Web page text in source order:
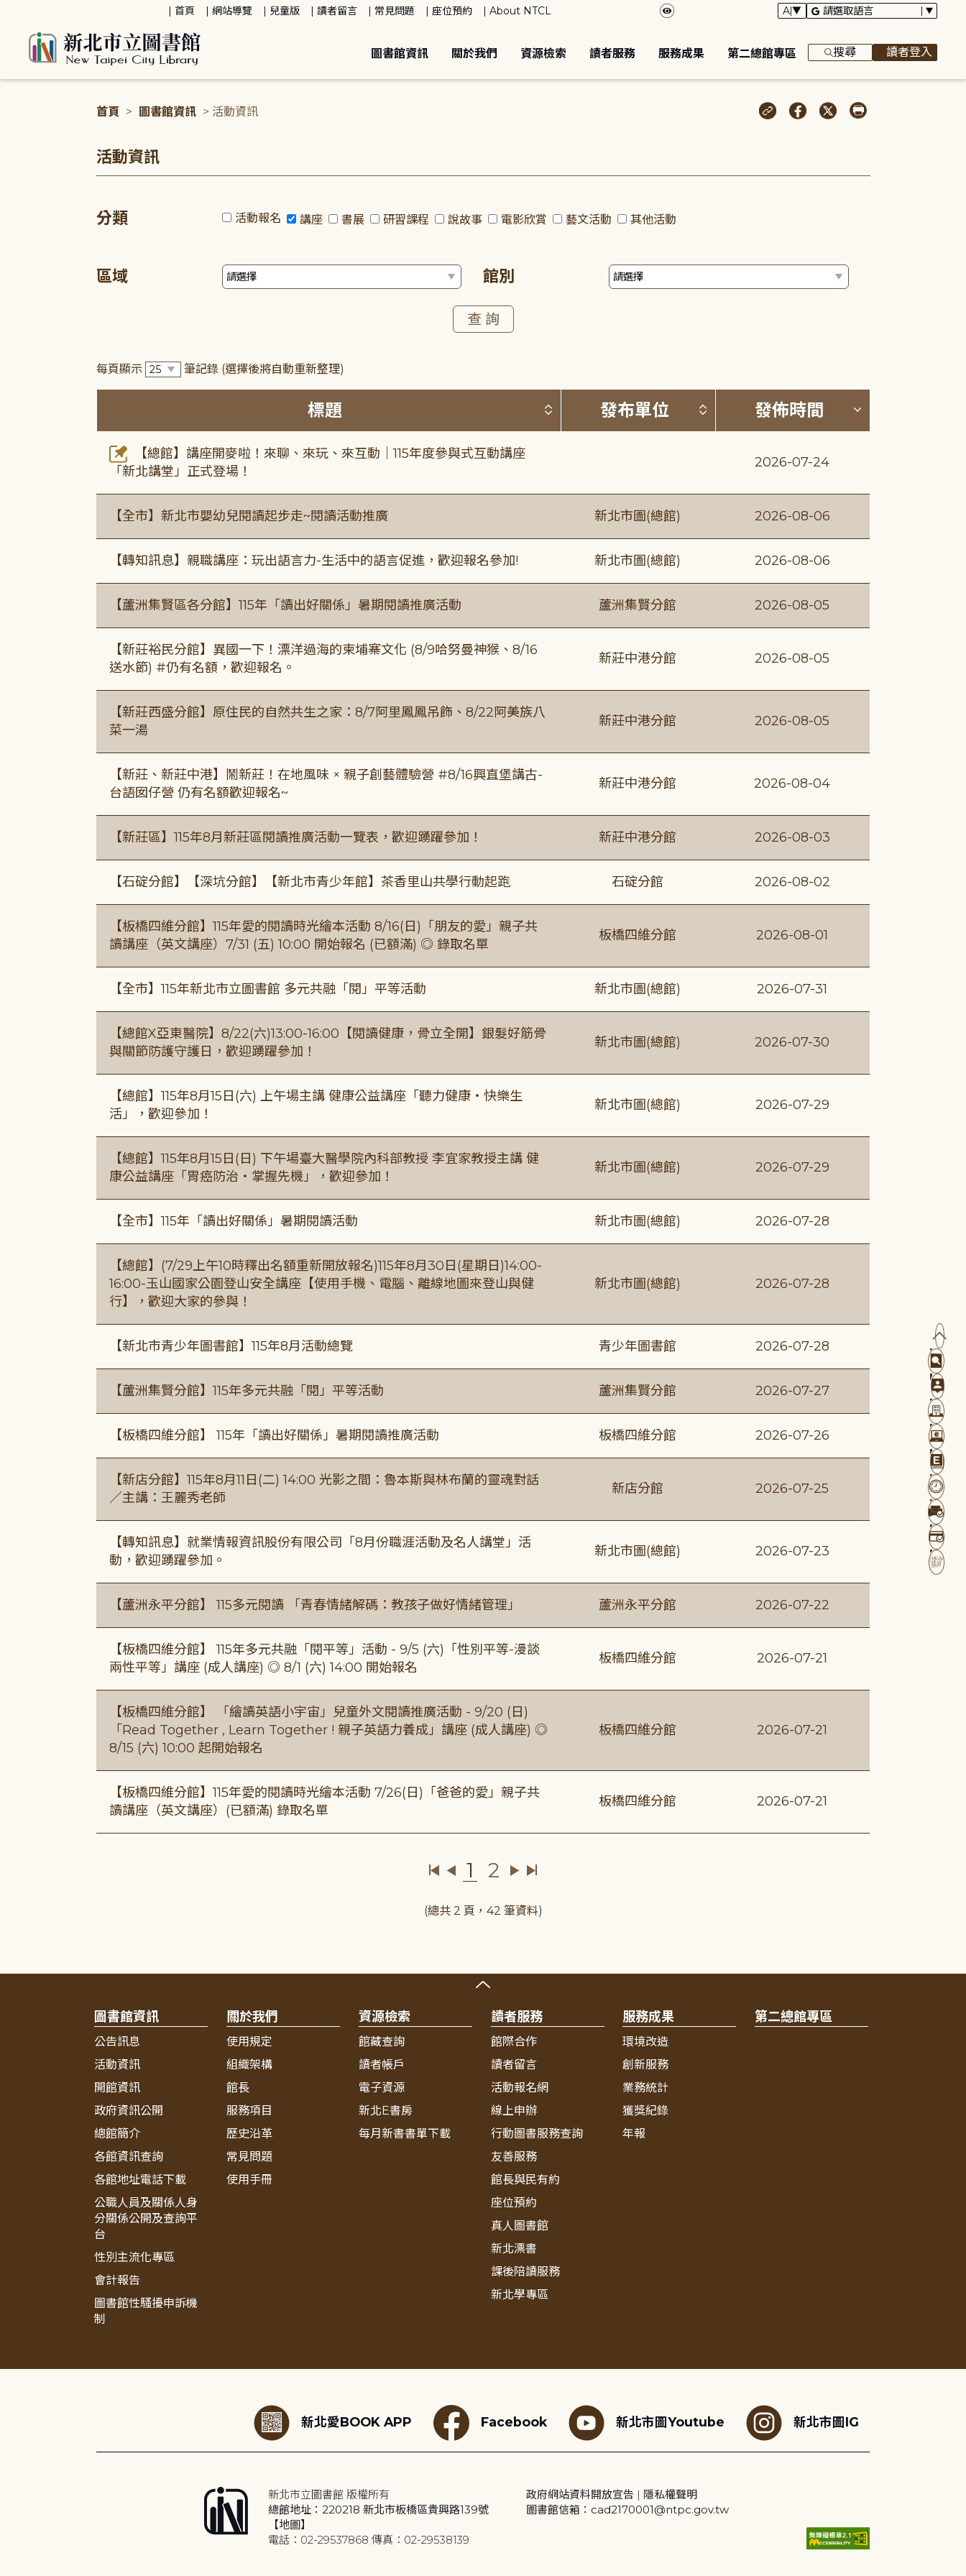
首頁 網站導覽 兒童版 讀者留言 常見問題 座位預約 About NTCL
圖書館資訊 關於我們 資源檢索 讀者服務 服務成果 第二總館專區 搜尋 讀者登入
首頁 > 圖書館資訊 > 活動資訊
活動資訊
分類 活動報名 講座 書展 研習課程 說故事 電影欣賞 藝文活動 其他活動
區域 館別
每頁顯示 筆記錄 (選擇後將自動重新整理)
標題 按標題排序 (升降冪)
發布單位 按發布單位排序 (升降冪)
發佈時間 按發佈時間
【總館】講座開麥啦！來聊、來玩、來互動｜115年度參與式互動講座
「新北講堂」正式登場！
2026-07-24
【全市】新北市嬰幼兒閱讀起步走~閱讀活動推廣 新北市圖(總館) 2026-08-06
【轉知訊息】親職講座：玩出語言力-生活中的語言促進，歡迎報名參加! 新北市圖(總館) 2026-08-06
【蘆洲集賢區各分館】115年「讀出好關係」暑期閱讀推廣活動 蘆洲集賢分館 2026-08-05
【新莊裕民分館】異國一下！漂洋過海的柬埔寨文化 (8/9哈努曼神猴、8/16
送水節) #仍有名額，歡迎報名。
新莊中港分館 2026-08-05
【新莊西盛分館】原住民的自然共生之家：8/7阿里鳳鳳吊飾、8/22阿美族八
菜一湯
新莊中港分館 2026-08-05
【新莊、新莊中港】鬧新莊！在地風味 × 親子創藝體驗營 #8/16興直堡講古-
台語囡仔營 仍有名額歡迎報名~
新莊中港分館 2026-08-04
【新莊區】115年8月新莊區閱讀推廣活動一覽表，歡迎踴躍參加！ 新莊中港分館 2026-08-03
【石碇分館】【深坑分館】【新北市青少年館】茶香里山共學行動起跑 石碇分館 2026-08-02
【板橋四維分館】115年愛的閱讀時光繪本活動 8/16(日)「朋友的愛」親子共
讀講座（英文講座）7/31 (五) 10:00 開始報名 (已額滿) ◎ 錄取名單
板橋四維分館 2026-08-01
【全市】115年新北市立圖書館 多元共融「閱」平等活動 新北市圖(總館) 2026-07-31
【總館X亞東醫院】8/22(六)13:00-16:00【閱讀健康，骨立全開】銀髮好筋骨
與關節防護守護日，歡迎踴躍參加！
新北市圖(總館) 2026-07-30
【總館】115年8月15日(六) 上午場主講 健康公益講座「聽力健康・快樂生
活」，歡迎參加！
新北市圖(總館) 2026-07-29
【總館】115年8月15日(日) 下午場臺大醫學院內科部教授 李宜家教授主講 健
康公益講座「胃癌防治・掌握先機」，歡迎參加！
新北市圖(總館) 2026-07-29
【全市】115年「讀出好關係」暑期閱讀活動 新北市圖(總館) 2026-07-28
【總館】(7/29上午10時釋出名額重新開放報名)115年8月30日(星期日)14:00-
16:00-玉山國家公園登山安全講座【使用手機、電腦、離線地圖來登山與健
行】，歡迎大家的參與！
新北市圖(總館) 2026-07-28
【新北市青少年圖書館】115年8月活動總覽 青少年圖書館 2026-07-28
【蘆洲集賢分館】115年多元共融「閱」平等活動 蘆洲集賢分館 2026-07-27
【板橋四維分館】 115年「讀出好關係」暑期閱讀推廣活動 板橋四維分館 2026-07-26
【新店分館】115年8月11日(二) 14:00 光影之間：魯本斯與林布蘭的靈魂對話
／主講：王麗秀老師
新店分館 2026-07-25
【轉知訊息】就業情報資訊股份有限公司「8月份職涯活動及名人講堂」活
動，歡迎踴躍參加。
新北市圖(總館) 2026-07-23
【蘆洲永平分館】 115多元閱讀 「青春情緒解碼：教孩子做好情緒管理」 蘆洲永平分館 2026-07-22
【板橋四維分館】 115年多元共融「閱平等」活動 - 9/5 (六)「性別平等-漫談
兩性平等」講座 (成人講座) ◎ 8/1 (六) 14:00 開始報名
板橋四維分館 2026-07-21
【板橋四維分館】 「繪讀英語小宇宙」兒童外文閱讀推廣活動 - 9/20 (日)
「Read Together , Learn Together ! 親子英語力養成」講座 (成人講座) ◎
8/15 (六) 10:00 起開始報名
板橋四維分館 2026-07-21
【板橋四維分館】115年愛的閱讀時光繪本活動 7/26(日)「爸爸的愛」親子共
讀講座（英文講座）(已額滿) 錄取名單
板橋四維分館 2026-07-21
1 2
(總共 2 頁，42 筆資料)
圖書館資訊
公告訊息
活動資訊
開館資訊
政府資訊公開
總館簡介
各館資訊查詢
各館地址電話下載
公職人員及關係人身
分關係公開及查詢平
台
性別主流化專區
會計報告
圖書館性騷擾申訴機
制
關於我們
使用規定
組織架構
館長
服務項目
歷史沿革
常見問題
使用手冊
資源檢索
館藏查詢
讀者帳戶
電子資源
新北E書房
每月新書書單下載
讀者服務
館際合作
讀者留言
活動報名網
線上申辦
行動圖書服務查詢
友善服務
館長與民有約
座位預約
真人圖書館
新北漂書
課後陪讀服務
新北學專區
服務成果
環境改造
創新服務
業務統計
獲獎紀錄
年報
第二總館專區
新北愛BOOK APP Facebook 新北市圖Youtube 新北市圖IG
新北市立圖書館 版權所有
總館地址：220218 新北市板橋區貴興路139號
【地圖】
電話：02-29537868 傳真：02-29538139
政府網站資料開放宣告 | 隱私權聲明
圖書館信箱：cad2170001@ntpc.gov.tw